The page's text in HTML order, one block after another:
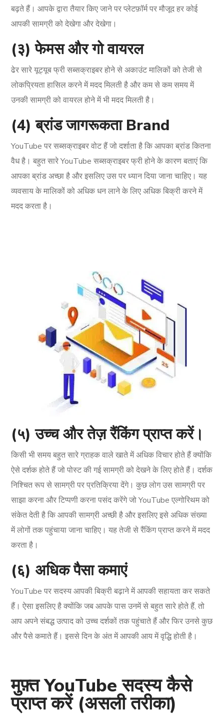
बढ़ते हैं। आपके द्वारा तैयार किए जाने पर प्लेटफ़ॉर्म पर मौजूद हर कोई
आपकी सामग्री को देखेगा और देखेगा।
(३) फेमस और गो वायरल
ढेर सारे यूट्यूब फ्री सब्सक्राइबर होने से अकाउंट मालिकों को तेजी से
लोकप्रियता हासिल करने में मदद मिलती है और कम से कम समय में
उनकी सामग्री को वायरल होने में भी मदद मिलती है।
(4) ब्रांड जागरूकता Brand
YouTube पर सब्सक्राइबर वोट हैं जो दर्शाता है कि आपका ब्रांड कितना
वैध है। बहुत सारे YouTube सब्सक्राइबर फ्री होने के कारण बताएं कि
आपका ब्रांड अच्छा है और इसलिए उस पर ध्यान दिया जाना चाहिए। यह
व्यवसाय के मालिकों को अधिक धन लाने के लिए अधिक बिक्री करने में
मदद करता है।
(५) उच्च और तेज़ रैंकिंग प्राप्त करें।
किसी भी समय बहुत सारे ग्राहक वाले खाते में अधिक विचार होते हैं क्योंकि
ऐसे दर्शक होते हैं जो पोस्ट की गई सामग्री को देखने के लिए होते हैं। दर्शक
निश्चित रूप से सामग्री पर प्रतिक्रिया देंगे। कुछ लोग उस सामग्री पर
साझा करना और टिप्पणी करना पसंद करेंगे जो YouTube एल्गोरिथम को
संकेत देती है कि आपकी सामग्री अच्छी है और इसलिए इसे अधिक संख्या
में लोगों तक पहुंचाया जाना चाहिए। यह तेजी से रैंकिंग प्राप्त करने में मदद
करता है।
(६) अधिक पैसा कमाएं
YouTube पर सदस्य आपकी बिक्री बढ़ाने में आपकी सहायता कर सकते
हैं। ऐसा इसलिए है क्योंकि जब आपके पास उनमें से बहुत सारे होते हैं, तो
आप अपने संबद्ध उत्पाद को उच्च दर्शकों तक पहुंचाते हैं और फिर उनसे कुछ
और पैसे कमाते हैं। इससे दिन के अंत में आपकी आय में वृद्धि होती है।
मुफ़्त YouTube सदस्य कैसे
प्राप्त करें (असली तरीका)